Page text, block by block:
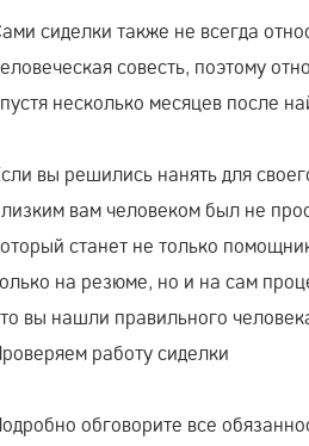
сиделки также не всегда
совесть, поэтому
несколько месяцев после
вы решились нанять для
вам человеком был не
станет не только
на резюме, но и на сам
вы нашли правильного
работу сиделки
обговорите все